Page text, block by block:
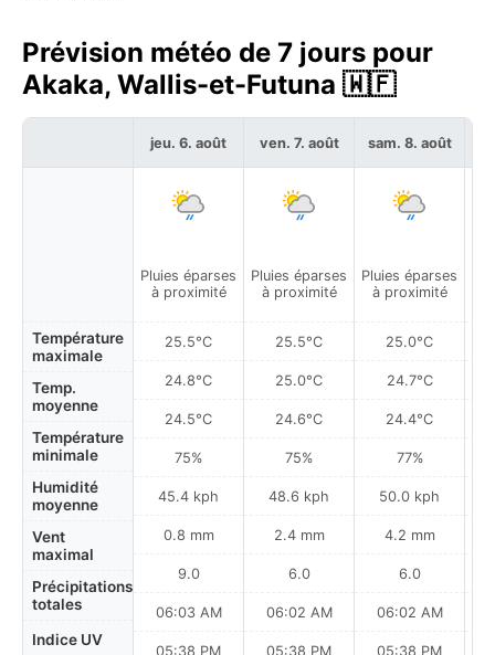
Prévision météo de 7 jours pour
Akaka, Wallis-et-Futuna 🇼🇫
Température
maximale
Temp.
moyenne
Température
minimale
Humidité
moyenne
Vent
maximal
Précipitations
totales
Indice UV
jeu. 6. août
Pluies éparses
à proximité
25.5°C
24.8°C
24.5°C
75%
45.4 kph
0.8 mm
9.0
06:03 AM
05:38 PM
ven. 7. août
Pluies éparses
à proximité
25.5°C
25.0°C
24.6°C
75%
48.6 kph
2.4 mm
6.0
06:02 AM
05:38 PM
sam. 8. août
Pluies éparses
à proximité
25.0°C
24.7°C
24.4°C
77%
50.0 kph
4.2 mm
6.0
06:02 AM
05:38 PM